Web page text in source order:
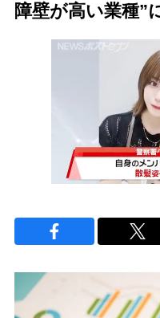
障壁が高い業種”